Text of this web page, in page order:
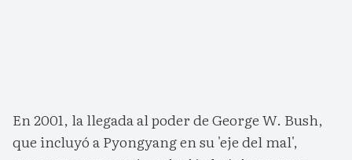
En 2001, la llegada al poder de George W. Bush,
que incluyó a Pyongyang en su 'eje del mal',